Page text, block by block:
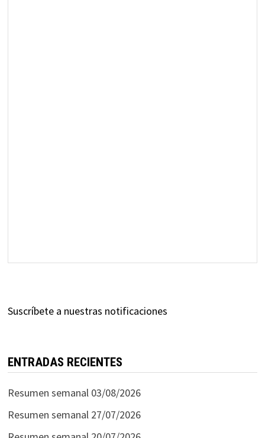
Suscríbete a nuestras notificaciones
ENTRADAS RECIENTES
Resumen semanal 03/08/2026
Resumen semanal 27/07/2026